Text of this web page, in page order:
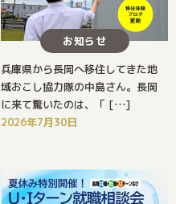
お知らせ
兵庫県から長岡へ移住してきた地
域おこし協力隊の中島さん。長岡
に来て驚いたのは、「 […]
2026年7月30日